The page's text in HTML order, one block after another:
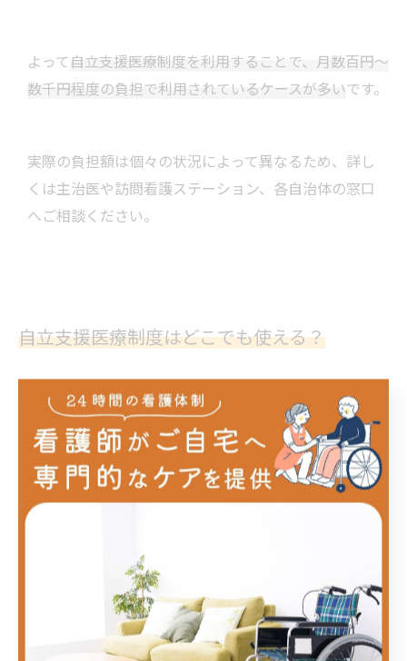
よって自立支援医療制度を利用することで、月数百円〜
数千円程度の負担で利用されているケースが多いです。
実際の負担額は個々の状況によって異なるため、詳し
くは主治医や訪問看護ステーション、各自治体の窓口
へご相談ください。
自立支援医療制度はどこでも使える？
自立支援医療制度は、「指定自立支援医療機関」とし
て指定を受けている医療機関や訪問看護ステーション
で利用できます。
そのため、利用を検討する際には、対象となる医療機
関かどうかを確認することも大切です。
ゆうなぎも「指定自立支援医療機関」として指定を受
けているため、申請を行うことで、精神科訪問看護で
も自立支援医療制度をご利用いただけます。